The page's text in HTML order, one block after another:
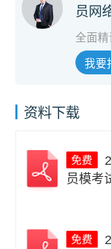
员网
全面精
我要
资料下载
员模考